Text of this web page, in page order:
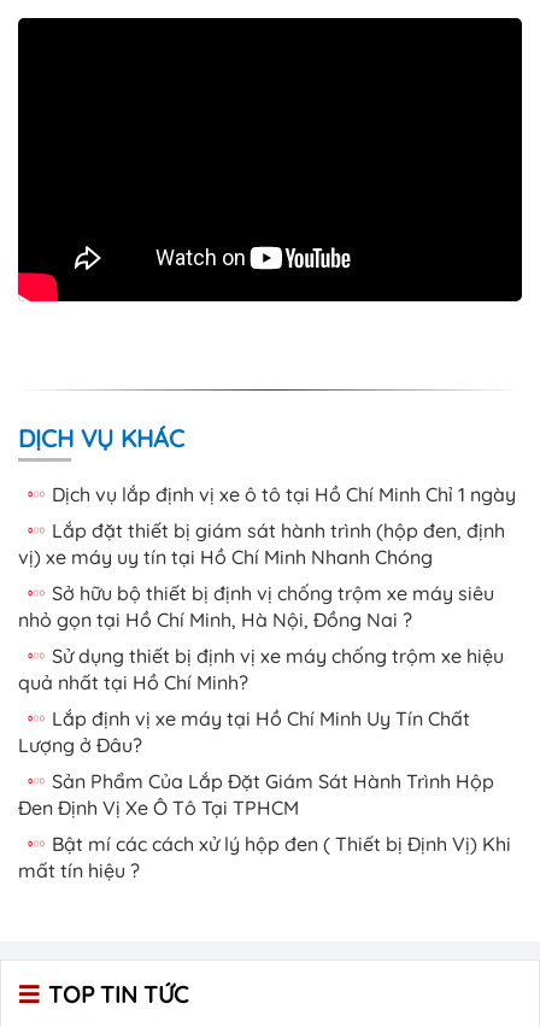
DỊCH VỤ KHÁC
Dịch vụ lắp định vị xe ô tô tại Hồ Chí Minh Chỉ 1 ngày
Lắp đặt thiết bị giám sát hành trình (hộp đen, định
vị) xe máy uy tín tại Hồ Chí Minh Nhanh Chóng
Sở hữu bộ thiết bị định vị chống trộm xe máy siêu
nhỏ gọn tại Hồ Chí Minh, Hà Nội, Đồng Nai ?
Sử dụng thiết bị định vị xe máy chống trộm xe hiệu
quả nhất tại Hồ Chí Minh?
Lắp định vị xe máy tại Hồ Chí Minh Uy Tín Chất
Lượng ở Đâu?
Sản Phẩm Của Lắp Đặt Giám Sát Hành Trình Hộp
Đen Định Vị Xe Ô Tô Tại TPHCM
Bật mí các cách xử lý hộp đen ( Thiết bị Định Vị) Khi
mất tín hiệu ?
TOP TIN TỨC